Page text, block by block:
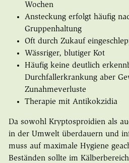
Wochen
Ansteckung erfolgt häufig
Gruppenhaltung
Oft durch Zukauf
Wässriger, blutiger Kot
Häufig keine deutlich
Durchfallerkrankung aber
Zunahmeverluste
Therapie mit Antikokzidia
Da sowohl Kryptosproidien als
in der Umwelt überdauern und
muss auf maximale Hygiene
Beständen sollte im